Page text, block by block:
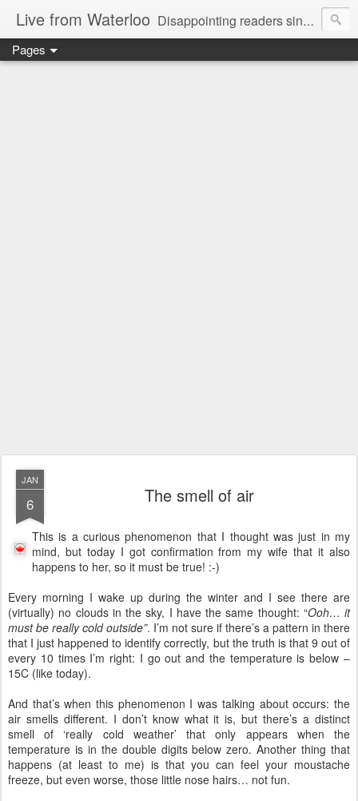
Live from Waterloo Disappointing readers since 2006
Pages
JAN
6 The smell of air
This is a curious phenomenon that I thought was just in my
mind, but today I got confirmation from my wife that it also
happens to her, so it must be true! :-)
Every morning I wake up during the winter and I see there are
(virtually) no clouds in the sky, I have the same thought: “Ooh… it
must be really cold outside”. I’m not sure if there’s a pattern in there
that I just happened to identify correctly, but the truth is that 9 out of
every 10 times I’m right: I go out and the temperature is below –
15C (like today).
And that’s when this phenomenon I was talking about occurs: the
air smells different. I don’t know what it is, but there’s a distinct
smell of ‘really cold weather’ that only appears when the
temperature is in the double digits below zero. Another thing that
happens (at least to me) is that you can feel your moustache
freeze, but even worse, those little nose hairs… not fun.